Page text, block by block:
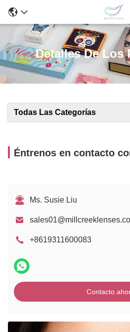
Detalles De Los
Todas Las Categorías
Éntrenos en contacto
Ms. Susie Liu
+8619311600083
Contacto